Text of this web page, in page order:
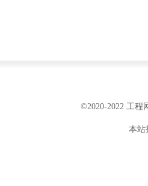
©2020-2022 工程
本站